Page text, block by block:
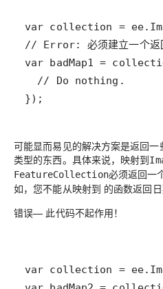
});
可能显而易见的解决方案是返回
类型的东西。具体来说， 映射到
FeatureCollection必须返回一
如，您不能从映射到 的函数返回
错误— 此代码不起作用！